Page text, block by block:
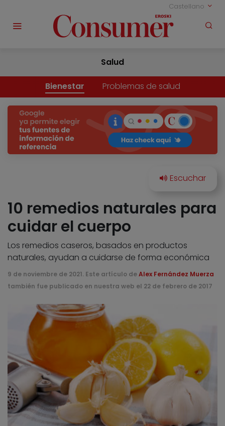
Castellano
Salud
Bienestar Problemas de salud
10 remedios naturales para
cuidar el cuerpo
Los remedios caseros, basados en productos
naturales, ayudan a cuidarse de forma económica
9 de noviembre de 2021. Este artículo deAlex Fernández Muerza
también fue publicado en nuestra web el 22 de febrero de 2017